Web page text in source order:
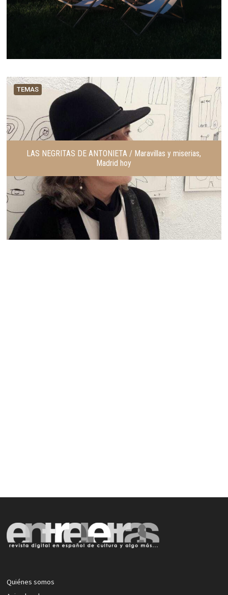
TEMAS
LAS NEGRITAS DE ANTONIETA / Maravillas y miserias,
Madrid hoy
Quiénes somos